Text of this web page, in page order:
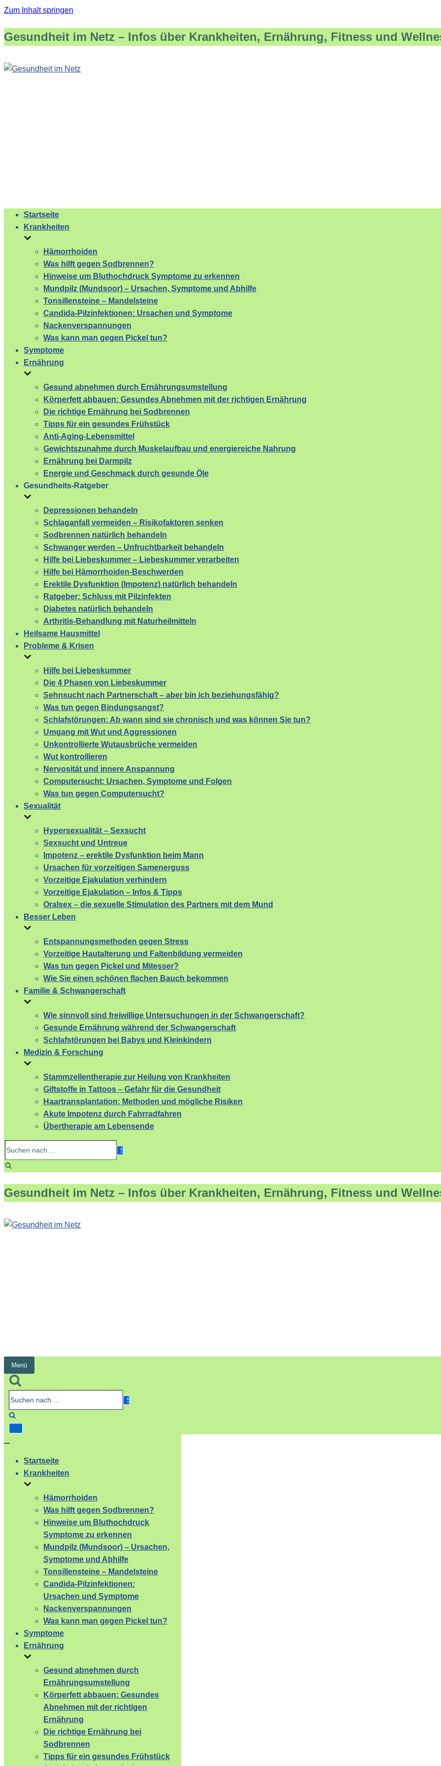
Zum Inhalt springen
Gesundheit im Netz – Infos über Krankheiten, Ernährung, Fitness und
Startseite
Krankheiten
Hämorrhoiden
Was hilft gegen Sodbrennen?
Hinweise um Bluthochdruck Symptome zu erkennen
Mundpilz (Mundsoor) – Ursachen, Symptome und Abhilfe
Tonsillensteine – Mandelsteine
Candida-Pilzinfektionen: Ursachen und Symptome
Nackenverspannungen
Was kann man gegen Pickel tun?
Symptome
Ernährung
Gesund abnehmen durch Ernährungsumstellung
Körperfett abbauen: Gesundes Abnehmen mit der richtigen Ernährung
Die richtige Ernährung bei Sodbrennen
Tipps für ein gesundes Frühstück
Anti-Aging-Lebensmittel
Gewichtszunahme durch Muskelaufbau und energiereiche Nahrung
Ernährung bei Darmpilz
Energie und Geschmack durch gesunde Öle
Gesundheits-Ratgeber
Depressionen behandeln
Schlaganfall vermeiden – Risikofaktoren senken
Sodbrennen natürlich behandeln
Schwanger werden – Unfruchtbarkeit behandeln
Hilfe bei Liebeskummer – Liebeskummer verarbeiten
Hilfe bei Hämorrhoiden-Beschwerden
Erektile Dysfunktion (Impotenz) natürlich behandeln
Ratgeber: Schluss mit Pilzinfekten
Diabetes natürlich behandeln
Arthritis-Behandlung mit Naturheilmitteln
Heilsame Hausmittel
Probleme & Krisen
Hilfe bei Liebeskummer
Die 4 Phasen von Liebeskummer
Sehnsucht nach Partnerschaft – aber bin ich beziehungsfähig?
Was tun gegen Bindungsangst?
Schlafstörungen: Ab wann sind sie chronisch und was können Sie tun?
Umgang mit Wut und Aggressionen
Unkontrollierte Wutausbrüche vermeiden
Wut kontrollieren
Nervosität und innere Anspannung
Computersucht: Ursachen, Symptome und Folgen
Was tun gegen Computersucht?
Sexualität
Hypersexualität – Sexsucht
Sexsucht und Untreue
Impotenz – erektile Dysfunktion beim Mann
Ursachen für vorzeitigen Samenerguss
Vorzeitige Ejakulation verhindern
Vorzeitige Ejakulation – Infos & Tipps
Oralsex – die sexuelle Stimulation des Partners mit dem Mund
Besser Leben
Entspannungsmethoden gegen Stress
Vorzeitige Hautalterung und Faltenbildung vermeiden
Was tun gegen Pickel und Mitesser?
Wie Sie einen schönen flachen Bauch bekommen
Familie & Schwangerschaft
Wie sinnvoll sind freiwillige Untersuchungen in der Schwangerschaft?
Gesunde Ernährung während der Schwangerschaft
Schlafstörungen bei Babys und Kleinkindern
Medizin & Forschung
Stammzellentherapie zur Heilung von Krankheiten
Giftstoffe in Tattoos – Gefahr für die Gesundheit
Haartransplantation: Methoden und mögliche Risiken
Akute Impotenz durch Fahrradfahren
Übertherapie am Lebensende
Suchen
nach …
Gesundheit im Netz – Infos über Krankheiten, Ernährung, Fitness und
Menü
Navigation
umschalten
Suchen
nach …
Startseite
Krankheiten
Hämorrhoiden
Was hilft gegen Sodbrennen?
Hinweise um Bluthochdruck
Symptome zu erkennen
Mundpilz (Mundsoor) – Ursachen,
Symptome und Abhilfe
Tonsillensteine – Mandelsteine
Candida-Pilzinfektionen:
Ursachen und Symptome
Nackenverspannungen
Was kann man gegen Pickel tun?
Symptome
Ernährung
Gesund abnehmen durch
Ernährungsumstellung
Körperfett abbauen: Gesundes
Abnehmen mit der richtigen
Ernährung
Die richtige Ernährung bei
Sodbrennen
Tipps für ein gesundes Frühstück